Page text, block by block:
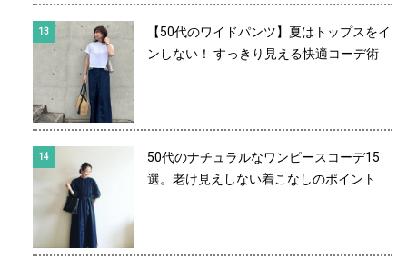
【50代のワイドパンツ】夏はトップスをイ
ンしない！ すっきり見える快適コーデ術
50代のナチュラルなワンピースコーデ15
選。老け見えしない着こなしのポイント